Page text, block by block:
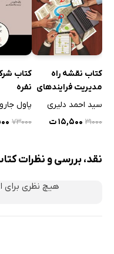
کتاب نقشه راه
مدیریت فرایندهای
کسب و کار
سید احمد دلیری
۳۱۰۰۰ ۱۵,۵۰۰ ت
کتاب
نفره
پاول
۷۳۰۰۰
نقد، بررسی و نظرات
هیچ نظری